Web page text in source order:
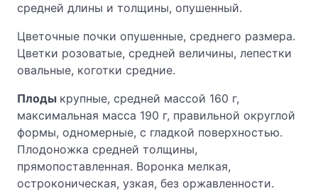
средней длины и толщины, опушенный.
Цветочные почки опушенные, среднего размера.
Цветки розоватые, средней величины, лепестки
овальные, коготки средние.
Плоды крупные, средней массой 160 г,
максимальная масса 190 г, правильной округлой
формы, одномерные, с гладкой поверхностью.
Плодоножка средней толщины,
прямопоставленная. Воронка мелкая,
остроконическая, узкая, без оржавленности.